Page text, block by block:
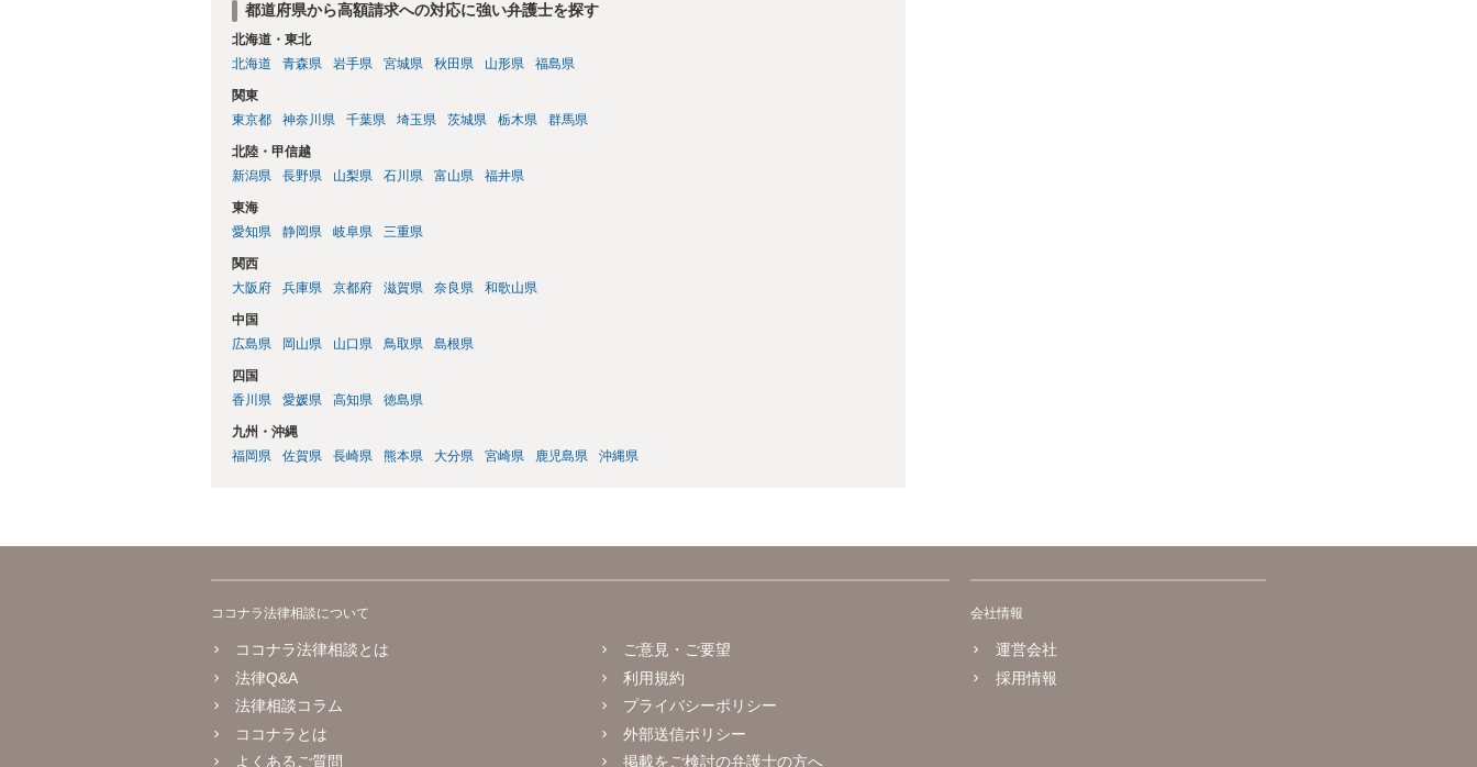
都道府県から高額請求への対応に強い弁護士を探す
北海道・東北
北海道
青森県 岩手県 宮城県 秋田県 山形県 福島県
関東
東京都
神奈川県 千葉県 埼玉県 茨城県 栃木県 群馬県
北陸・甲信越
新潟県
長野県 山梨県 石川県 富山県 福井県
東海
愛知県
静岡県 岐阜県 三重県
関西
大阪府
兵庫県 京都府 滋賀県 奈良県 和歌山県
中国
広島県
岡山県 山口県 鳥取県 島根県
四国
香川県
愛媛県 高知県 徳島県
九州・沖縄
福岡県
佐賀県 長崎県 熊本県 大分県 宮崎県 鹿児島県 沖縄県
ココナラ法律相談について
ココナラ法律相談とは
法律Q&A
法律相談コラム
ココナラとは
よくあるご質問
ご意見・ご要望
利用規約
プライバシーポリシー
外部送信ポリシー
掲載をご検討の弁護士の方へ
会社情報
運営会社
採用情報